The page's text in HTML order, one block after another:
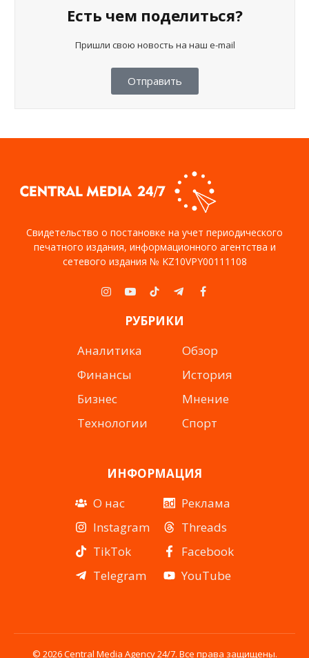
Есть чем поделиться?
Пришли свою новость на наш e-mail
Отправить
Свидетельство о постановке на учет периодического
печатного издания, информационного агентства и
сетевого издания № KZ10VPY00111108
Instagram
YouTubeTikTokTelegramFacebook
РУБРИКИ
Аналитика
Финансы
Бизнес
Технологии
Обзор
История
Мнение
Спорт
ИНФОРМАЦИЯ
О нас
Instagram
TikTok
Telegram
Реклама
Threads
Facebook
YouTube
© 2026 Central Media Agency 24/7. Все права защищены.